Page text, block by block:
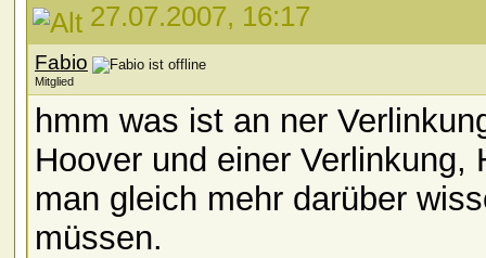
27.07.2007, 16:17
Fabio
Mitglied
hmm was ist an ner
Hoover und einer Verlinkung,
man gleich mehr darüber
müssen.